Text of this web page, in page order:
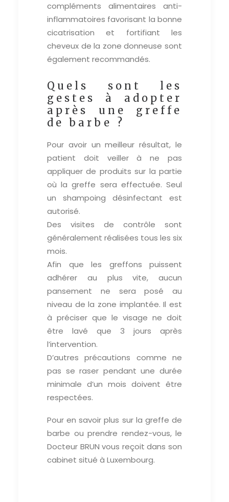
compléments alimentaires anti-
inflammatoires favorisant la bonne
cicatrisation et fortifiant les
cheveux de la zone donneuse sont
également recommandés.
Quels sont les
gestes à adopter
après une greffe
de barbe ?
Pour avoir un meilleur résultat, le
patient doit veiller à ne pas
appliquer de produits sur la partie
où la greffe sera effectuée. Seul
un shampoing désinfectant est
autorisé.
Des visites de contrôle sont
généralement réalisées tous les six
mois.
Afin que les greffons puissent
adhérer au plus vite, aucun
pansement ne sera posé au
niveau de la zone implantée. Il est
à préciser que le visage ne doit
être lavé que 3 jours après
l’intervention.
D’autres précautions comme ne
pas se raser pendant une durée
minimale d’un mois doivent être
respectées.
Pour en savoir plus sur la greffe de
barbe ou prendre rendez-vous, le
Docteur BRUN vous reçoit dans son
cabinet situé à Luxembourg.